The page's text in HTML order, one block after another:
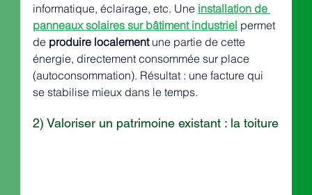
informatique, éclairage, etc. Une installation de
panneaux solaires sur bâtiment industriel permet
de produire localement une partie de cette
énergie, directement consommée sur place
(autoconsommation). Résultat : une facture qui
se stabilise mieux dans le temps.
2) Valoriser un patrimoine existant : la toiture